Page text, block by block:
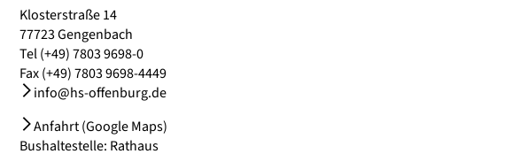
Klosterstraße 14
77723 Gengenbach
Tel (+49) 7803 9698-0
Fax (+49) 7803 9698-4449
info@hs-offenburg.de
Anfahrt (Google Maps)
Bushaltestelle: Rathaus